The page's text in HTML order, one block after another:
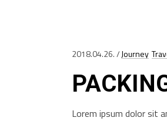
2018.04.26. Journey
Lorem ipsum dolor sit